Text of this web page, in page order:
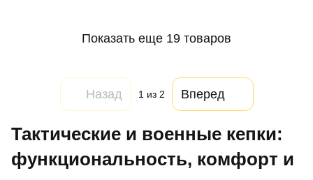
Показать еще 19 товаров
Назад 1 из 2 Вперед
Тактические и военные кепки:
функциональность, комфорт и